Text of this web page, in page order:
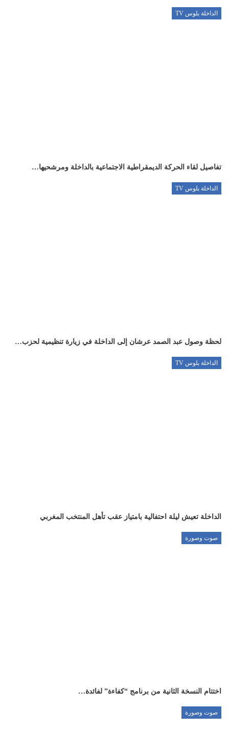
الداخلة بلوس TV
تفاصيل لقاء الحركة الديمقراطية الاجتماعية بالداخلة ومرشحيها…
الداخلة بلوس TV
لحظة وصول عبد الصمد عرشان إلى الداخلة في زيارة تنظيمية لحزب…
الداخلة بلوس TV
الداخلة تعيش ليلة احتفالية بامتياز عقب تأهل المنتخب المغربي
صوت وصورة
اختتام النسخة الثانية من برنامج “كفاءة” لفائدة…
صوت وصورة